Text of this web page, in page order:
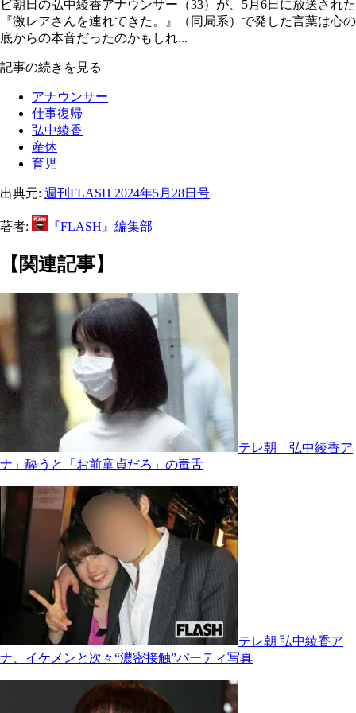
ビ朝日の弘中綾香アナウンサー（33）が、5月6日に放送された
『激レアさんを連れてきた。』（同局系）で発した言葉は心の
底からの本音だったのかもしれ...
記事の続きを見る
アナウンサー
仕事復帰
弘中綾香
産休
育児
出典元: 週刊FLASH 2024年5月28日号
著者: 『FLASH』編集部
【関連記事】
テレ朝「弘中綾香ア
ナ」酔うと「お前童貞だろ」の毒舌
テレ朝 弘中綾香ア
ナ、イケメンと次々“濃密接触”パーティ写真